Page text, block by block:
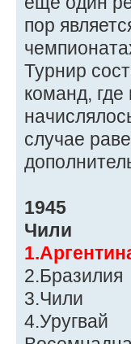
пор
Турнир
команд,
случае
1945
Чили
2.Бразилия
3.Чили
4.Уругвай